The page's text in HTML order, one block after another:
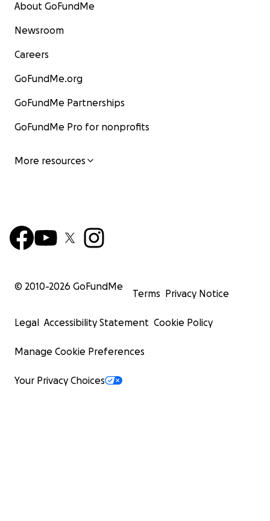
About GoFundMe
Newsroom
Careers
GoFundMe.org
GoFundMe Partnerships
GoFundMe Pro for nonprofits
More resources
© 2010-2026 GoFundMe
Terms Privacy Notice
Legal Accessibility Statement Cookie Policy
Manage Cookie Preferences
Your Privacy Choices